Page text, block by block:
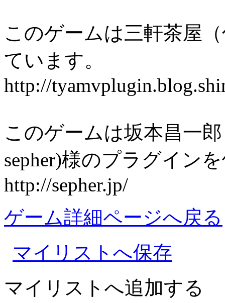
このゲームは三軒茶屋
ています。
http://
このゲームは坂本昌一郎
sepher)様のプラグイン
http://sepher.jp/
ゲーム詳細ページへ戻る
マイリストへ保存
マイリストへ追加する